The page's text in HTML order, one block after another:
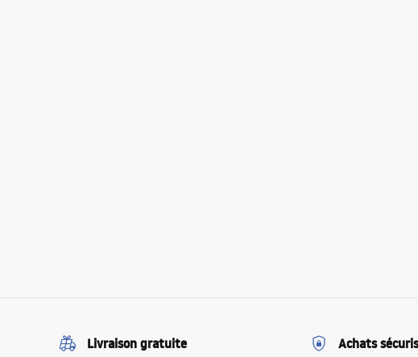
Livraison gratuite Achats